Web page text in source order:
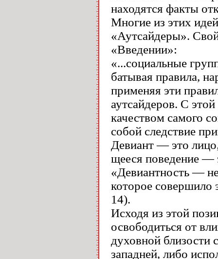
находятся факты
Многие из этих
«Аутсайдеры».
«Введении»:
«...социальные
батывая правила,
применяя эти
аутсайдеров. С
качеством самого
собой следствие
Девиант — это
щееся поведение —
«Девиантность —
которое совершило
14).
Исходя из этой
освободиться от
духовной близости
западней, либо